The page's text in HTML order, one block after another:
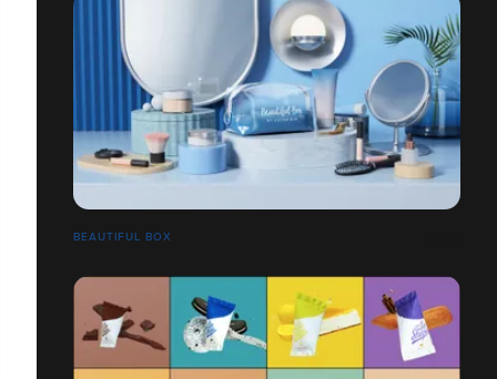
BEAUTIFUL BOX